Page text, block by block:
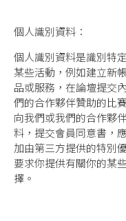
個人識別資料：
個人識別資料是識別特
某些活動，例如建立新
品或服務，在論壇提交
們的合作夥伴贊助的比
向我們或我們的合作夥
料，提交會員同意書，
加由第三方提供的特別
要求你提供有關你的某
擇。